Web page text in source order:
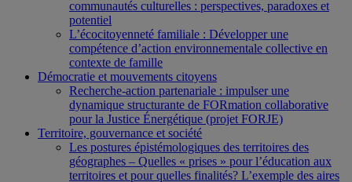
communautés culturelles : perspectives, paradoxes et
potentiel
L’écocitoyenneté familiale : Développer une
compétence d’action environnementale collective en
contexte de famille
Démocratie et mouvements citoyens
Recherche-action partenariale : impulser une
dynamique structurante de FORmation collaborative
pour la Justice Énergétique (projet FORJE)
Territoire, gouvernance et société
Les postures épistémologiques des territoires des
géographes – Quelles « prises » pour l’éducation aux
territoires et pour quelles finalités? L’exemple des aires